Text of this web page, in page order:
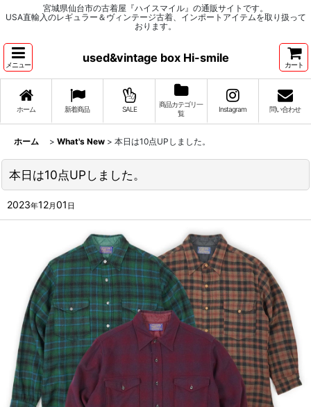
宮城県仙台市の古着屋『ハイスマイル』の通販サイトです。
USA直輸入のレギュラー＆ヴィンテージ古着、インポートアイテムを取り扱って
おります。
メニュー
used&vintage box Hi-smile
カート
ホーム 新着商品 SALE
商品カテゴリ一
覧
Instagram 問い合わせ
ホーム > What's New > 本日は10点UPしました。
本日は10点UPしました。
2023年12月01 日